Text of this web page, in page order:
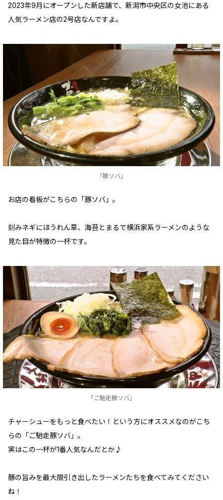
2023年9月にオープンした新店舗で、新潟市中央区の女池にある
人気ラーメン店の2号店なんですよ。
「豚ソバ」
お店の看板がこちらの「豚ソバ」。
刻みネギにほうれん草、海苔とまるで横浜家系ラーメンのような
見た目が特徴の一杯です。
「ご馳走豚ソバ」
チャーシューをもっと食べたい！という方にオススメなのがこち
らの「ご馳走豚ソバ」。
実はこの一杯が1番人気なんだとか♪
豚の旨みを最大限引き出したラーメンたちを食べてみてください
ね！